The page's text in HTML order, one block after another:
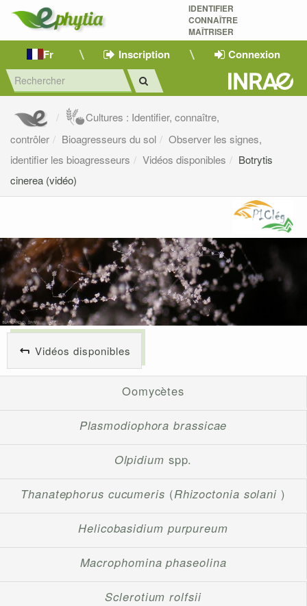
IDENTIFIER
CONNAÎTRE
MAÎTRISER
Fr Inscription Connexion
Cultures : Identifier, connaître,
contrôler
Bioagresseurs du sol
Observer les signes,
identifier les bioagresseurs
Vidéos disponibles
Botrytis
cinerea (vidéo)
Vidéos disponibles
Oomycètes
Plasmodiophora brassicae
Olpidium spp.
Thanatephorus cucumeris (Rhizoctonia solani )
Helicobasidium purpureum
Macrophomina phaseolina
Sclerotium rolfsii